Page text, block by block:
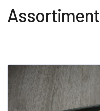
Assortiment